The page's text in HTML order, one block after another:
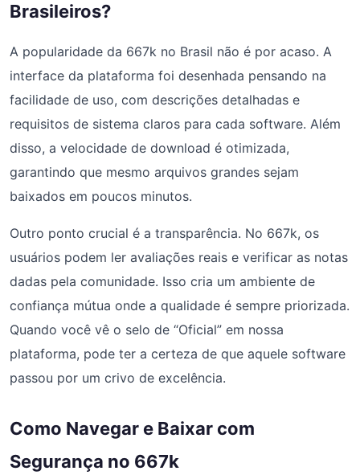
Brasileiros?
A popularidade da 667k no Brasil não é por acaso. A
interface da plataforma foi desenhada pensando na
facilidade de uso, com descrições detalhadas e
requisitos de sistema claros para cada software. Além
disso, a velocidade de download é otimizada,
garantindo que mesmo arquivos grandes sejam
baixados em poucos minutos.
Outro ponto crucial é a transparência. No 667k, os
usuários podem ler avaliações reais e verificar as notas
dadas pela comunidade. Isso cria um ambiente de
confiança mútua onde a qualidade é sempre priorizada.
Quando você vê o selo de “Oficial” em nossa
plataforma, pode ter a certeza de que aquele software
passou por um crivo de excelência.
Como Navegar e Baixar com
Segurança no 667k